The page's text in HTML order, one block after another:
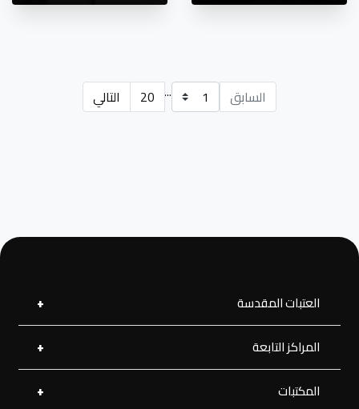
السابق ...
20 التالي
العتبات المقدسة
العتبة العلوية المقدسة
العتبة الحسينية المقدسة
العتبة الرضوية المقدسة
المراكز التابعة
مركز القرآن الكريم
المكتبات